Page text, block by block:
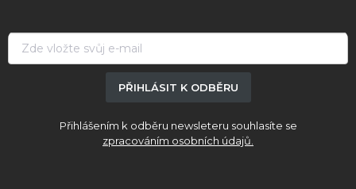
PŘIHLÁSIT K ODBĚRU
Přihlášením k odběru newsleteru souhlasíte se
zpracováním osobních údajů.